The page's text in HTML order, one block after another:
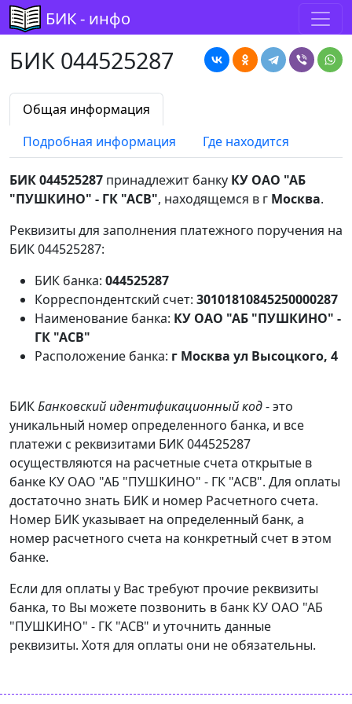
БИК - инфо
БИК 044525287
Общая информация
Подробная информация
Где находится
БИК 044525287 принадлежит банку КУ ОАО "АБ
"ПУШКИНО" - ГК "АСВ", находящемся в г Москва.
Реквизиты для заполнения платежного поручения на
БИК 044525287:
БИК банка: 044525287
Корреспондентский счет: 30101810845250000287
Наименование банка: КУ ОАО "АБ "ПУШКИНО" -
ГК "АСВ"
Расположение банка: г Москва ул Высоцкого, 4
БИКБанковский идентификационный код- это
уникальный номер определенного банка, и все
платежи с реквизитами БИК 044525287
осуществляются на расчетные счета открытые в
банке КУ ОАО "АБ "ПУШКИНО" - ГК "АСВ". Для оплаты
достаточно знать БИК и номер Расчетного счета.
Номер БИК указывает на определенный банк, а
номер расчетного счета на конкретный счет в этом
банке.
Если для оплаты у Вас требуют прочие реквизиты
банка, то Вы можете позвонить в банк КУ ОАО "АБ
"ПУШКИНО" - ГК "АСВ" и уточнить данные
реквизиты. Хотя для оплаты они не обязательны.